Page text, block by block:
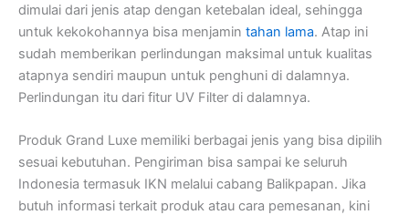
dimulai dari jenis atap dengan ketebalan ideal, sehingga
untuk kekokohannya bisa menjamin tahan lama. Atap ini
sudah memberikan perlindungan maksimal untuk kualitas
atapnya sendiri maupun untuk penghuni di dalamnya.
Perlindungan itu dari fitur UV Filter di dalamnya.
Produk Grand Luxe memiliki berbagai jenis yang bisa dipilih
sesuai kebutuhan. Pengiriman bisa sampai ke seluruh
Indonesia termasuk IKN melalui cabang Balikpapan. Jika
butuh informasi terkait produk atau cara pemesanan, kini